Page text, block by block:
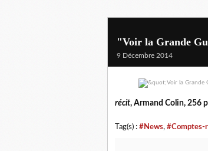
"Voir la Grande
9 Décembre 2014
récit, Armand Colin, 256
Tag(s) : #News, #Comptes-